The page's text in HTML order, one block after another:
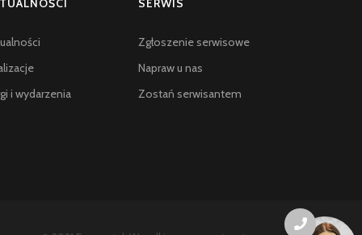
i wydarzenia
SERWIS
Zgłoszenie serwisowe
Napraw u nas
Zostań serwisantem